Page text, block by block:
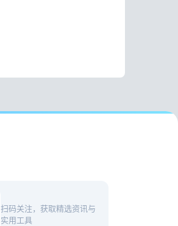
扫码关注，获取精选资讯与
实用工具